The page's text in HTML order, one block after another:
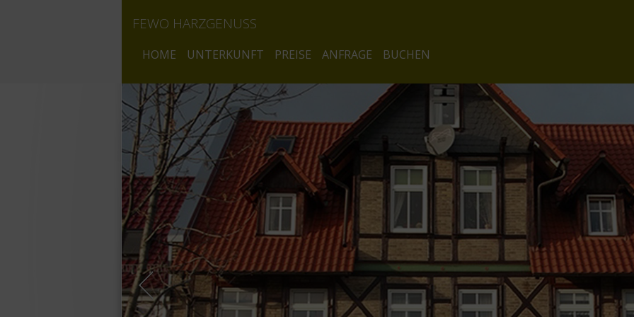
FEWO HARZGENUSS
HOME UNTERKUNFT PREISE ANFRAGE BUCHEN